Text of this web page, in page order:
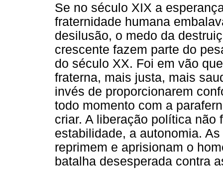
Se no século XIX a
fraternidade humana
desilusão, o medo da
crescente fazem parte do
do século XX. Foi em vão
fraterna, mais justa, mais
invés de proporcionarem
todo momento com a
criar. A liberação política
estabilidade, a autonomia.
reprimem e aprisionam o
batalha desesperada contra